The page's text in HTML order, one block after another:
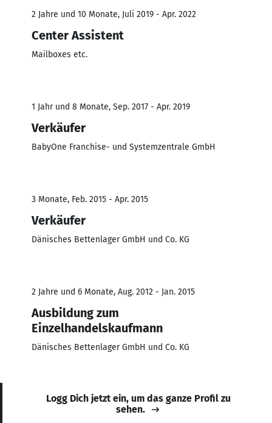
2 Jahre und 10 Monate, Juli 2019 - Apr. 2022
Center Assistent
Mailboxes etc.
1 Jahr und 8 Monate, Sep. 2017 - Apr. 2019
Verkäufer
BabyOne Franchise- und Systemzentrale GmbH
3 Monate, Feb. 2015 - Apr. 2015
Verkäufer
Dänisches Bettenlager GmbH und Co. KG
2 Jahre und 6 Monate, Aug. 2012 - Jan. 2015
Ausbildung zum
Einzelhandelskaufmann
Dänisches Bettenlager GmbH und Co. KG
Logg Dich jetzt ein, um das ganze Profil zu
sehen.